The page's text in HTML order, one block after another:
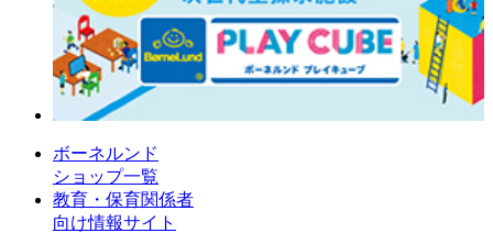
ボーネルンド
ショップ一覧
教育・保育関係者
向け情報サイト